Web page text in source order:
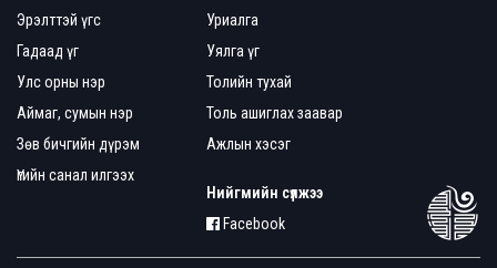
Эрэлттэй үгс
Гадаад үг
Улс орны нэр
Аймаг, сумын нэр
Зөв бичгийн дүрэм
Үгийн санал илгээх
Уриалга
Уялга үг
Толийн тухай
Толь ашиглах заавар
Ажлын хэсэг
Нийгмийн сүлжээ
Facebook